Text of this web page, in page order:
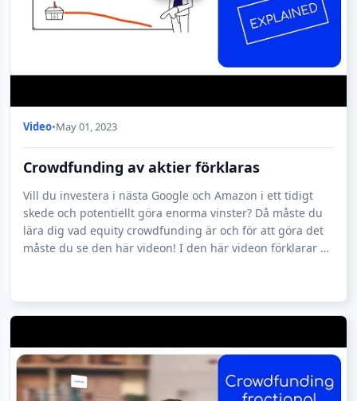
Video•May 01, 2023
Crowdfunding av aktier förklaras
Vill du investera i nästa Google och Amazon i ett tidigt
skede och potentiellt göra enorma vinster? Då måste du
lära dig vad equity crowdfunding är och för att göra det
måste du se den här videon! I den här videon förklarar vi